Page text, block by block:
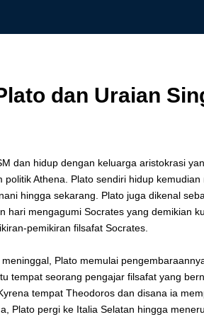
dan Uraian
dan hidup dengan keluarga aristokrasi
Athena. Plato sendiri hidup kemudian
hingga sekarang. Plato juga dikenal
hari mengagumi Socrates yang demikian
pemikiran filsafat Socrates.
Plato memulai
tempat seorang pengajar filsafat yang
tempat Theodoros dan disana ia
Plato pergi ke Italia Selatan hingga